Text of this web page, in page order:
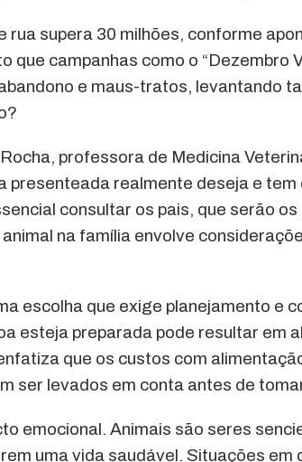
rua supera 30 milhões, conforme
que campanhas como o “Dezembro
e maus-tratos, levantando
professora de Medicina
presenteada realmente deseja e tem
consultar os pais, que serão
na família envolve
escolha que exige planejamento e
esteja preparada pode resultar em
que os custos com
ser levados em conta antes de
emocional. Animais são seres
uma vida saudável. Situações em